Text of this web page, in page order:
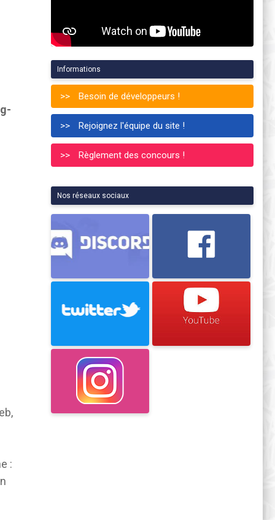
:
Informations
Besoin de développeurs !
Rejoignez l'équipe du site !
Règlement des concours !
Nos réseaux sociaux